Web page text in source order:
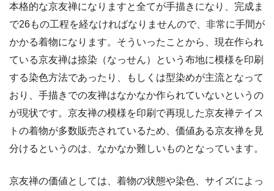
本格的な京友禅になりますと全てが手描きになり、完成ま
で26もの工程を経なければなりませんので、非常に手間が
かかる着物になります。そういったことから、現在作られ
ている京友禅は捺染（なっせん）という布地に模様を印刷
する染色方法であったり、もしくは型染めが主流となって
おり、手描きでの友禅はなかなか作られていないというの
が現状です。京友禅の模様を印刷で再現した京友禅テイス
トの着物が多数販売されているため、価値ある京友禅を見
分けるというのは、なかなか難しいものとなっています。
京友禅の価値としては、着物の状態や染色、サイズによっ